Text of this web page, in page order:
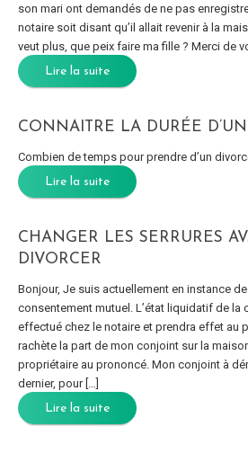
son mari ont demandés de ne pas
notaire soit disant qu’il allait revenir à la
veut plus, que peix faire ma fille ? Merci de
Lire la suite
CONNAITRE LA DURÉE
Combien de temps pour prendre d’un
Lire la suite
CHANGER LES SERRURES
DIVORCER
Bonjour, Je suis actuellement en instance
consentement mutuel. L’état liquidatif de la
effectué chez le notaire et prendra effet au
rachète la part de mon conjoint sur la
propriétaire au prononcé. Mon conjoint à
dernier, pour […]
Lire la suite